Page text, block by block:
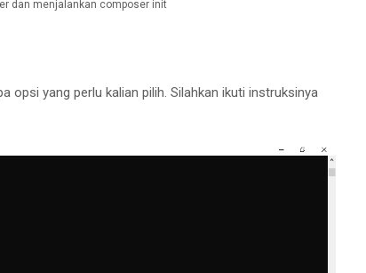
dan menjalankan composer init
opsi yang perlu kalian pilih. Silahkan ikuti instruksinya